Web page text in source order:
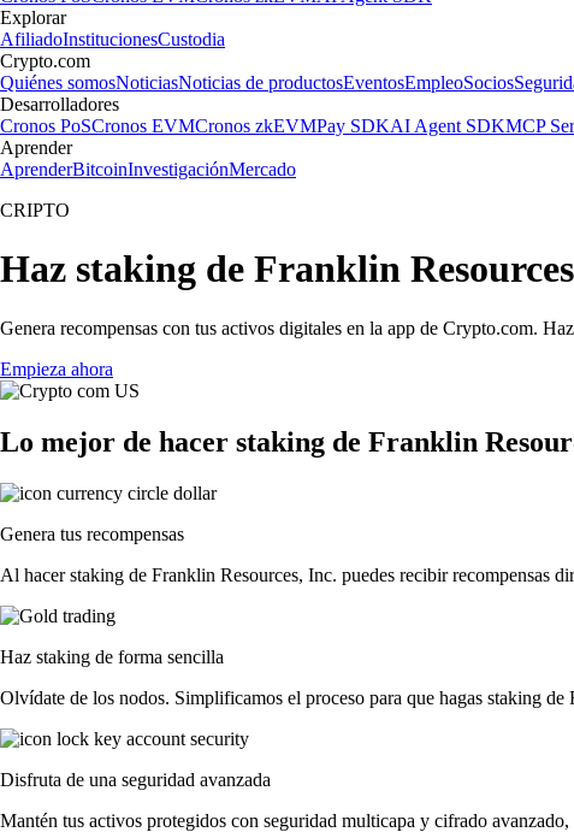
Explorar
AfiliadoInstitucionesCustodia
Crypto.com
Quiénes somosNoticiasNoticias de productosEventosEmpleoSocios
Desarrolladores
Cronos PoSCronos EVMCronos zkEVMPay SDKAI Agent SDKMCP
Aprender
AprenderBitcoinInvestigaciónMercado
CRIPTO
Haz staking de Franklin
Genera recompensas con tus activos digitales en la app de Crypto.com.
Empieza ahora
Lo mejor de hacer staking de Franklin
Genera tus recompensas
Al hacer staking de Franklin Resources, Inc. puedes recibir recompensas
Haz staking de forma sencilla
Olvídate de los nodos. Simplificamos el proceso para que hagas staking
Disfruta de una seguridad avanzada
Mantén tus activos protegidos con seguridad multicapa y cifrado